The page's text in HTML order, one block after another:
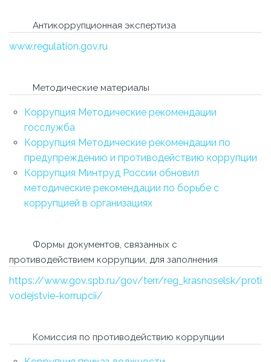
Антикоррупционная экспертиза
www.regulation.gov.ru
Методические материалы
Коррупция Методические рекомендации
госслужба
Коррупция Методические рекомендации по
предупреждению и противодействию коррупции
Коррупция Минтруд России обновил
методические рекомендации по борьбе с
коррупцией в организациях
Формы документов, связанных с
противодействием коррупции, для заполнения
https://www.gov.spb.ru/gov/terr/reg_krasnoselsk/proti
vodejstvie-korrupcii/
Комиссия по противодействию коррупции